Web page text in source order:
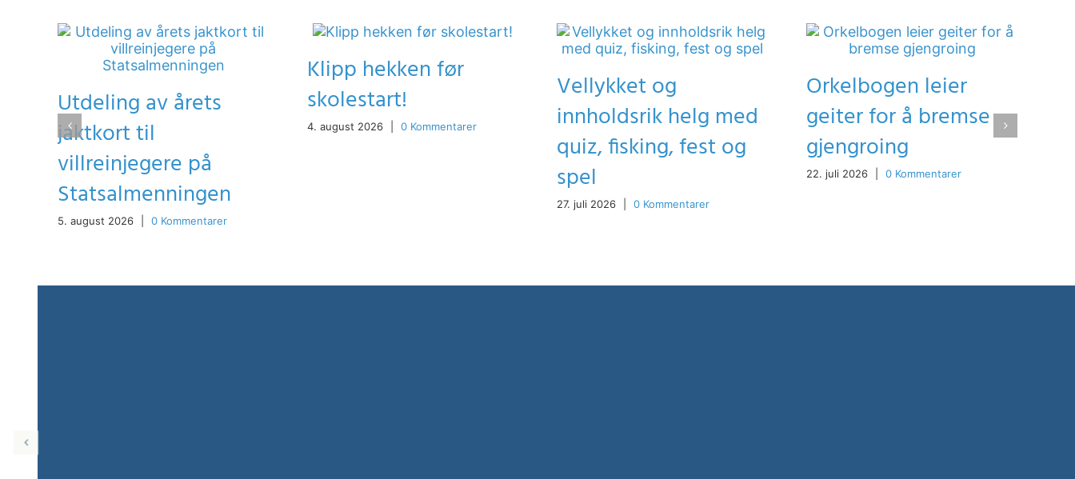
Utdeling av årets
jaktkort til
villreinjegere på
Statsalmenningen
5. august 2026 0 Kommentarer
Klipp hekken før
skolestart!
4. august 2026 0 Kommentarer
Vellykket og
innholdsrik helg med
quiz, fisking, fest og
spel
27. juli 2026 0 Kommentarer
Orkelbogen leier
geiter for å bremse
gjengroing
22. juli 2026 0 Kommentarer